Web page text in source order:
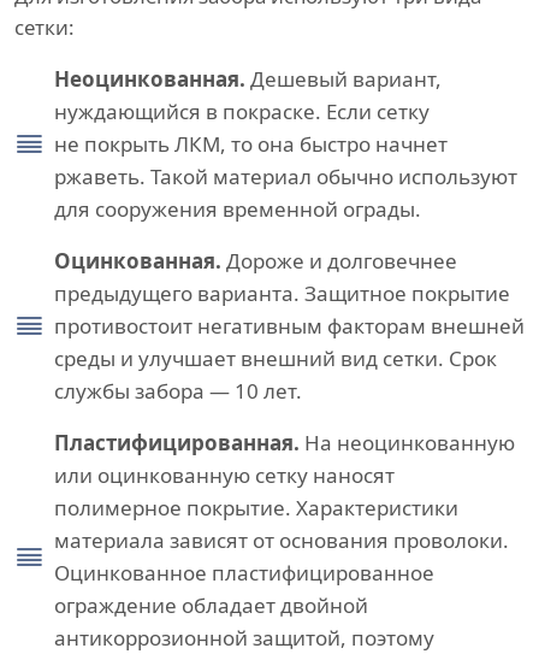
сетки:
Неоцинкованная. Дешевый вариант,
нуждающийся в покраске. Если сетку
не покрыть ЛКМ, то она быстро начнет
ржаветь. Такой материал обычно используют
для сооружения временной ограды.
Оцинкованная. Дороже и долговечнее
предыдущего варианта. Защитное покрытие
противостоит негативным факторам внешней
среды и улучшает внешний вид сетки. Срок
службы забора — 10 лет.
Пластифицированная. На неоцинкованную
или оцинкованную сетку наносят
полимерное покрытие. Характеристики
материала зависят от основания проволоки.
Оцинкованное пластифицированное
ограждение обладает двойной
антикоррозионной защитой, поэтому